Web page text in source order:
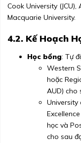
Cook University
Macquarie University.
4.2. Kế Hoạch
Học bổng: Tự
Western
hoặc
AUD) cho
học và
cho sau